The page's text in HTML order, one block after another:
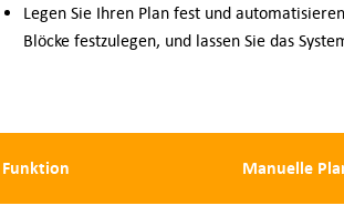
Legen Sie Ihren Plan fest und
Blöcke festzulegen, und lassen Sie das
Funktion Manuelle